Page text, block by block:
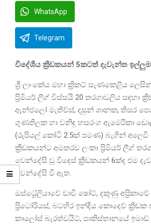
WhatsApp
Telegram
විදේශීය ක්‍රීඩකයන් 5කටත් දැවැන්ත
ශ්‍රී ලාංකේය මහා ක්‍රිකට් සැණකෙළිය
ප්‍රිමියර් ලීග් විස්සයි 20 තරගාවලිය සඳහා
ඇන්ජලෝ මැතිව්ස්, දසුන් ශානක, තිසර
ගුණතිලක හා වනිඳු හසරංග ඇමෙරිකා
(රුපියල් කෝටි 2.5ක් පමණ) බැගින් අලෙවි
ක්‍රීඩකයන්ට අමතරව ලංකා ප්‍රිමියර් ලීග්
වෙන්දේසි වූ විදෙස් ක්‍රීඩකයන් 6ක්ද එම
වෙන්දේසි වී ඇත.
ඔස්ට්‍රේලියාවේ ඩාචී ෂෝට්, දකුණු
ප්‍රිටෝරියස්, බටහිර ඉන්දීය කොදෙව් ක්‍රීඩක
කාලෝස් බැරත්වයිට්, පාකිස්තානයේ